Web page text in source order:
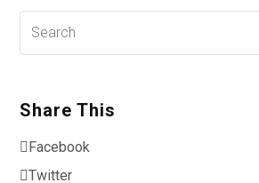
Share This
Facebook
Twitter